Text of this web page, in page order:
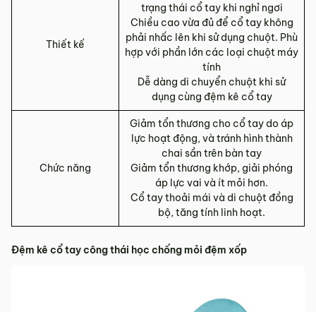
Thiết kế
trạng thái cổ tay khi nghỉ ngơi
Chiều cao vừa đủ để cổ tay không
phải nhấc lên khi sử dụng chuột. Phù
hợp với phần lớn các loại chuột máy
tính
Dễ dàng di chuyển chuột khi sử
dụng cùng đệm kê cổ tay
Chức năng
Giảm tổn thương cho cổ tay do áp
lực hoạt động, và tránh hình thành
chai sần trên bàn tay
Giảm tổn thương khớp, giải phóng
áp lực vai và ít mỏi hơn.
Cổ tay thoải mái và di chuột đồng
bộ, tăng tính linh hoạt.
Đệm kê cổ tay công thái học chống mỏi đệm xốp